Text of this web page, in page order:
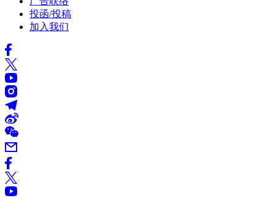
投函/投稿
加入我们